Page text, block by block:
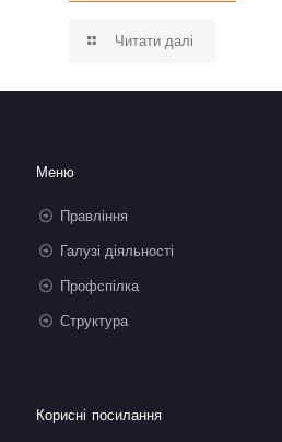
Читати далі
Меню
Правління
Галузі діяльності
Профспілка
Структура
Корисні посилання